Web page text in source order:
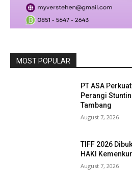
MOST POPULAR
PT ASA
Perangi
Tambang
August 7, 2026
TIFF 2026
HAKI
August 7, 2026